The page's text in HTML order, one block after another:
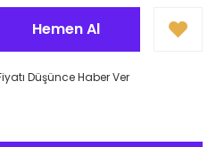
Hemen Al
Düşünce Haber Ver